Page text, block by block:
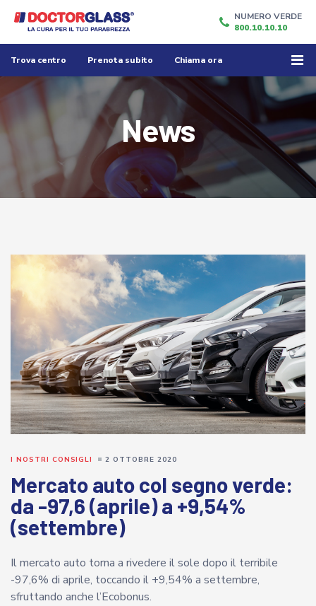
NUMERO VERDE
800.10.10.10
Trova centro Prenota subito Chiama ora
News
Mercato auto col segno verde:
da -97,6 (aprile) a +9,54%
(settembre)
I NOSTRI CONSIGLI 2 OTTOBRE 2020
Il mercato auto torna a rivedere il sole dopo il terribile
-97,6% di aprile, toccando il +9,54% a settembre,
sfruttando anche l’Ecobonus.